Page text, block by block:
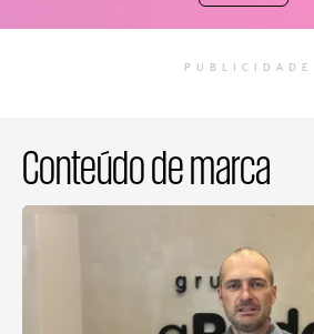
PUBLICIDADE
Conteúdo de marca